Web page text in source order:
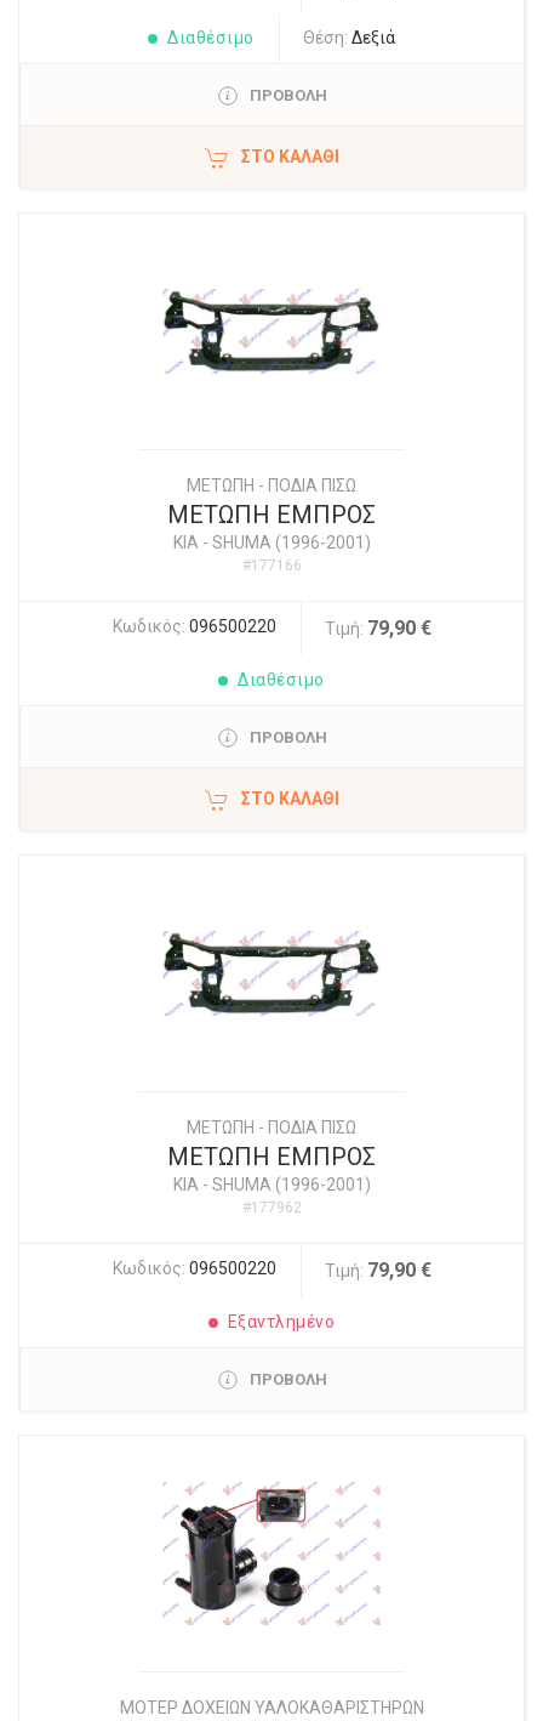
Διαθέσιμο Θέση: Δεξιά
ΠΡΟΒΟΛΗ
ΣΤΟ ΚΑΛΆΘΙ
ΜΕΤΩΠΗ - ΠΟΔΙΑ ΠΙΣΩ
ΜΕΤΩΠΗ ΕΜΠΡΟΣ
KIA - SHUMA (1996-2001)
#177166
Κωδικός: 096500220 Τιμή: 79,90 €
Διαθέσιμο
ΠΡΟΒΟΛΗ
ΣΤΟ ΚΑΛΆΘΙ
ΜΕΤΩΠΗ - ΠΟΔΙΑ ΠΙΣΩ
ΜΕΤΩΠΗ ΕΜΠΡΟΣ
KIA - SHUMA (1996-2001)
#177962
Κωδικός: 096500220 Τιμή: 79,90 €
Εξαντλημένο
ΠΡΟΒΟΛΗ
ΜΟΤΕΡ ΔΟΧΕΙΩΝ ΥΑΛΟΚΑΘΑΡΙΣΤΗΡΩΝ